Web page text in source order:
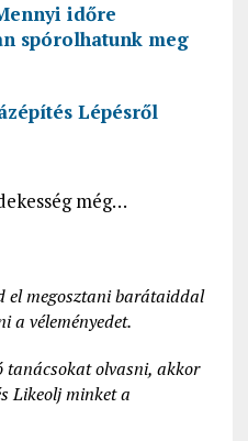
időre
spórolhatunk meg
Lépésről
még…
el megosztani barátaiddal
a véleményedet.
tanácsokat olvasni, akkor
Likeolj minket a